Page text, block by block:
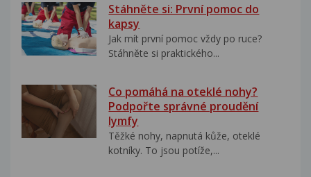
Stáhněte si: První pomoc do
kapsy
Jak mít první pomoc vždy po ruce?
Stáhněte si praktického...
Co pomáhá na oteklé nohy?
Podpořte správné proudění
lymfy
Těžké nohy, napnutá kůže, oteklé
kotníky. To jsou potíže,...